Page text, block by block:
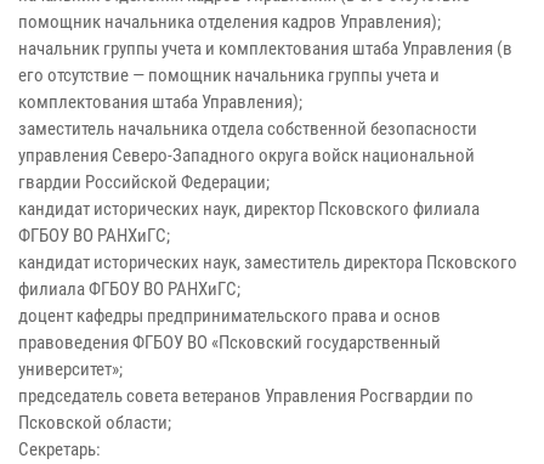
помощник начальника отделения кадров Управления);
начальник группы учета и комплектования штаба Управления (в
его отсутствие — помощник начальника группы учета и
комплектования штаба Управления);
заместитель начальника отдела собственной безопасности
управления Северо-Западного округа войск национальной
гвардии Российской Федерации;
кандидат исторических наук, директор Псковского филиала
ФГБОУ ВО РАНХиГС;
кандидат исторических наук, заместитель директора Псковского
филиала ФГБОУ ВО РАНХиГС;
доцент кафедры предпринимательского права и основ
правоведения ФГБОУ ВО «Псковский государственный
университет»;
председатель совета ветеранов Управления Росгвардии по
Псковской области;
Секретарь: